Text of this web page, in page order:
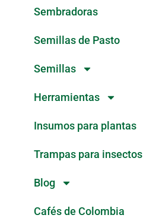
Sembradoras
Semillas de Pasto
Semillas
Herramientas
Insumos para plantas
Trampas para insectos
Blog
Cafés de Colombia